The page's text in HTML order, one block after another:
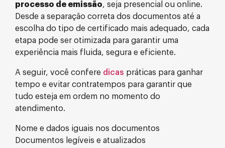
processo de emissão, seja presencial ou online.
Desde a separação correta dos documentos até a
escolha do tipo de certificado mais adequado, cada
etapa pode ser otimizada para garantir uma
experiência mais fluida, segura e eficiente.
A seguir, você confere dicas práticas para ganhar
tempo e evitar contratempos para garantir que
tudo esteja em ordem no momento do
atendimento.
Nome e dados iguais nos documentos
Documentos legíveis e atualizados